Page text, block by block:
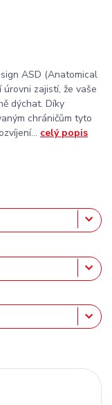
ASD (Anatomical
zajistí, že vaše
dýchat. Díky
chráničům tyto
celý popis